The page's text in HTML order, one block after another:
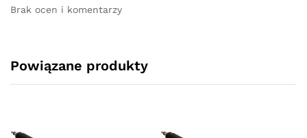
Brak ocen i komentarzy
Powiązane produkty